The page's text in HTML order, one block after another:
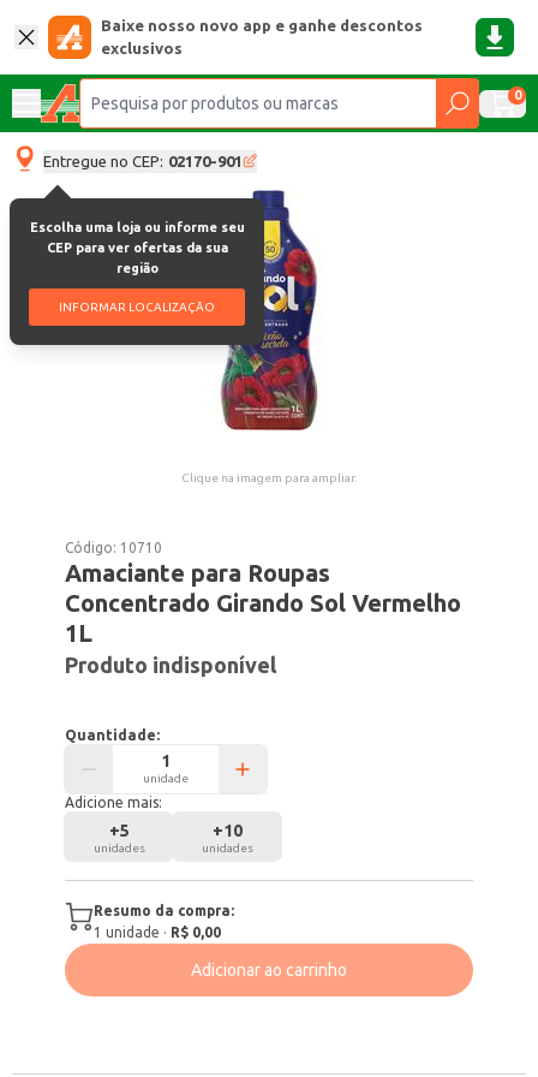
Baixe nosso novo app e ganhe descontos
exclusivos
0
Entregue no CEP: 02170-901
Escolha uma loja ou informe seu
CEP para ver ofertas da sua
região
INFORMAR LOCALIZAÇÃO
Clique na imagem para ampliar.
Código: 10710
Amaciante para Roupas
Concentrado Girando Sol Vermelho
1L
Produto indisponível
Quantidade:
unidade
Adicione mais:
+5
unidades
+10
unidades
Resumo da compra:
1 unidade · R$ 0,00
Adicionar ao carrinho